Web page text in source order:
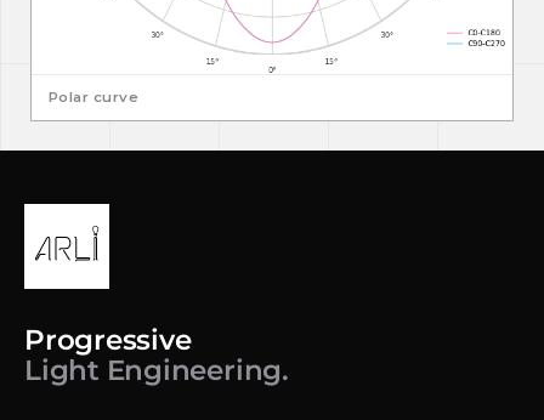
Polar curve
Progressive
Light Engineering.